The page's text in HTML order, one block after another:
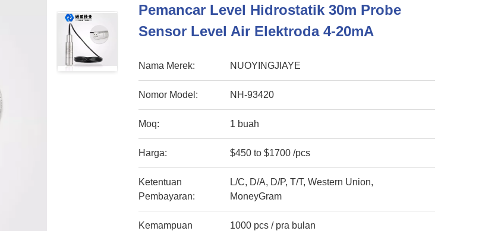
Pemancar Level Hidrostatik 30m Probe
Sensor Level Air Elektroda 4-20mA
Nama Merek: NUOYINGJIAYE
Nomor Model: NH-93420
Moq: 1 buah
Harga: $450 to $1700 /pcs
Ketentuan
Pembayaran:
L/C, D/A, D/P, T/T, Western Union,
MoneyGram
Kemampuan
1000 pcs / pra bulan